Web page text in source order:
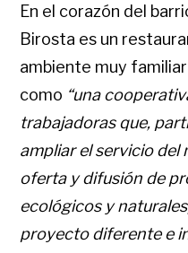
En el corazón del
Birosta es un
ambiente muy
como “una
trabajadoras que,
ampliar el servicio del
oferta y difusión de
ecológicos y
proyecto diferente e